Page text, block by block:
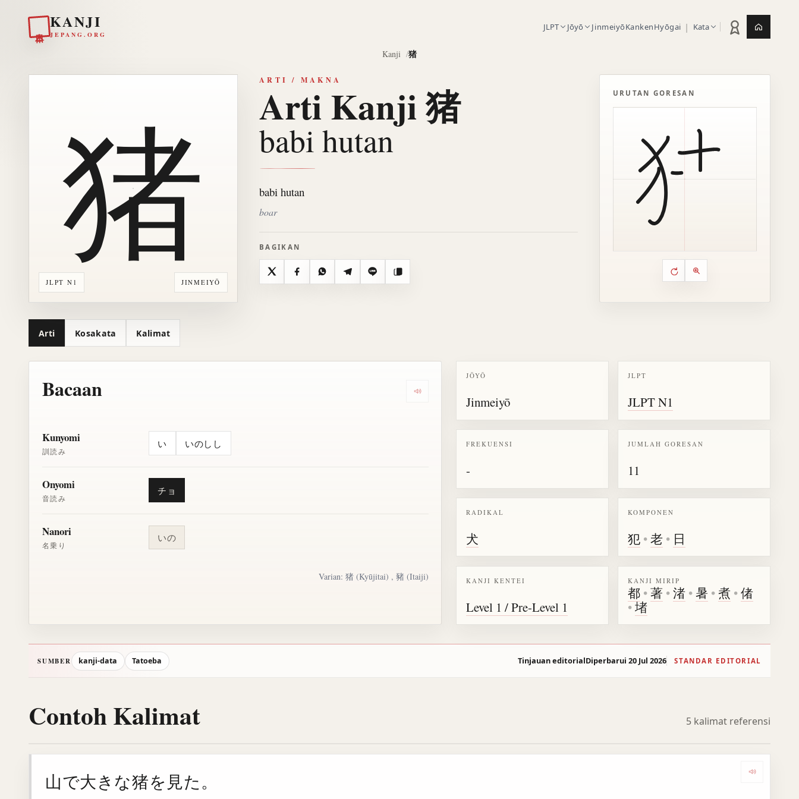
KANJI
JEPANG.ORG
JLPT Jōyō JinmeiyōKankenHyōgai | Kata Statistik latihan
Kanji 猪
JLPT N1 JINMEIYŌ
猪
ARTI / MAKNA
Arti Kanji 猪
babi hutan
babi hutan
boar
BAGIKAN
X FacebookWhatsAppTelegramLine Salin
URUTAN GORESAN
Kontrol animasi urutan
Putar ulang animasi
Perbesar animasi
Arti Kosakata Kalimat
Bacaan Dengarkan semua bacaan untuk kanji 猪
Kunyomi
訓読み
い いのしし
Onyomi
音読み
チョ
Nanori
名乗り
いの
Varian: 猪 (Kyūjitai) , 豬(Itaiji)
JŌYŌ
Jinmeiyō
JLPT
JLPT N1
FREKUENSI
-
JUMLAH GORESAN
11
RADIKAL
犬
KOMPONEN
犯 •老 • 日
KANJI KENTEI
Level 1 / Pre-Level 1
KANJI MIRIP
都 •著 •渚 •暑 •煮 •偖
•堵
SUMBER kanji-data Tatoeba Tinjauan editorialDiperbarui 20 Jul 2026 STANDAR EDITORIAL
Contoh Kalimat 5 kalimat referensi
Dengarkan
山で大きな猪を見た。